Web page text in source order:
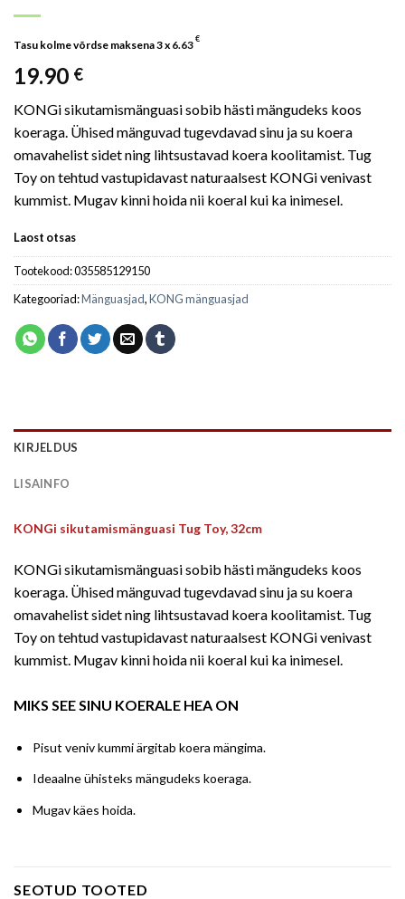
Tasu kolme võrdse maksena 3 x 6.63
€
19.90 €
KONGi sikutamismänguasi sobib hästi mängudeks koos
koeraga. Ühised mänguvad tugevdavad sinu ja su koera
omavahelist sidet ning lihtsustavad koera koolitamist. Tug
Toy on tehtud vastupidavast naturaalsest KONGi venivast
kummist. Mugav kinni hoida nii koeral kui ka inimesel.
Laost otsas
Tootekood:035585129150
Kategooriad:Mänguasjad,KONG mänguasjad
KIRJELDUS
LISAINFO
KONGi sikutamismänguasi Tug Toy, 32cm
KONGi sikutamismänguasi sobib hästi mängudeks koos
koeraga. Ühised mänguvad tugevdavad sinu ja su koera
omavahelist sidet ning lihtsustavad koera koolitamist. Tug
Toy on tehtud vastupidavast naturaalsest KONGi venivast
kummist. Mugav kinni hoida nii koeral kui ka inimesel.
MIKS SEE SINU KOERALE HEA ON
Pisut veniv kummi ärgitab koera mängima.
Ideaalne ühisteks mängudeks koeraga.
Mugav käes hoida.
SEOTUD TOOTED